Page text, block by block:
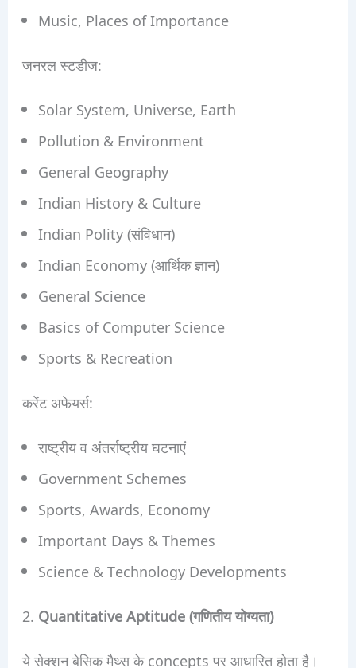
Music, Places of Importance
जनरल स्टडीज:
Solar System, Universe, Earth
Pollution & Environment
General Geography
Indian History & Culture
Indian Polity (संविधान)
Indian Economy (आर्थिक ज्ञान)
General Science
Basics of Computer Science
Sports & Recreation
करेंट अफेयर्स:
राष्ट्रीय व अंतर्राष्ट्रीय घटनाएं
Government Schemes
Sports, Awards, Economy
Important Days & Themes
Science & Technology Developments
2. Quantitative Aptitude (गणितीय योग्यता)
ये सेक्शन बेसिक मैथ्स के concepts पर आधारित होता है।